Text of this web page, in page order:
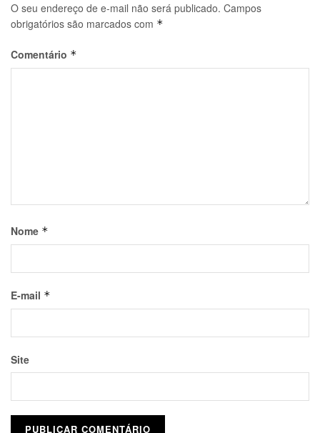
O seu endereço de e-mail não será publicado. Campos
obrigatórios são marcados com *
Comentário *
Nome *
E-mail *
Site